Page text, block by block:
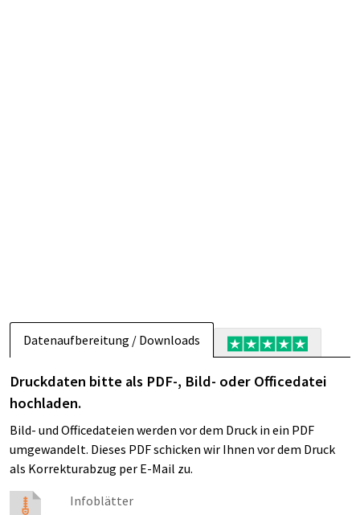
Datenaufbereitung / Downloads
Druckdaten bitte als PDF-, Bild- oder Officedatei
hochladen.
Bild- und Officedateien werden vor dem Druck in ein PDF
umgewandelt. Dieses PDF schicken wir Ihnen vor dem Druck
als Korrekturabzug per E-Mail zu.
Infoblätter